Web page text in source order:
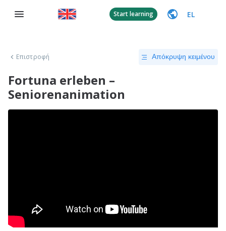
Start learning EL
Επιστροφή Απόκρυψη κειμένου
Fortuna erleben –
Seniorenanimation